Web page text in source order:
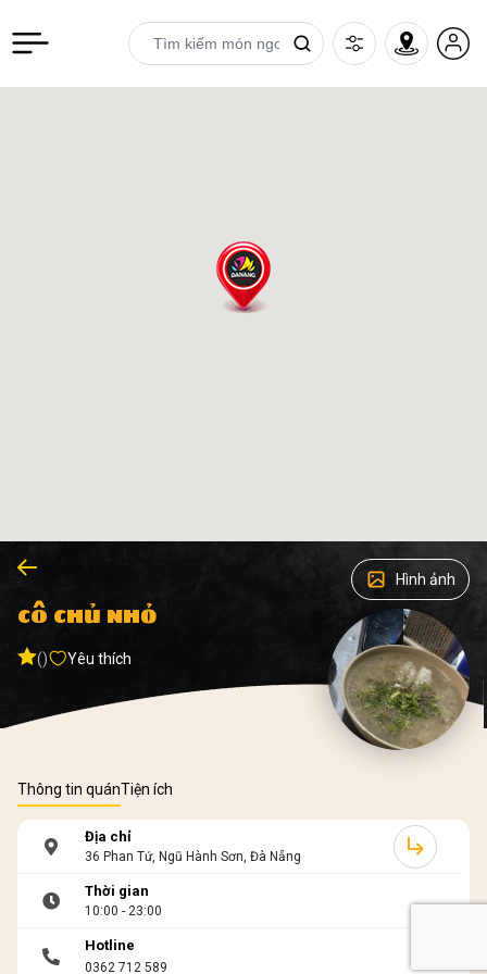
Hình ảnh
CÔ CHỦ NHỎ
() Yêu thích
Thông tin quánTiện ích
Địa chỉ
36 Phan Tứ, Ngũ Hành Sơn, Đà Nẵng
Thời gian
10:00 - 23:00
Hotline
0362 712 589